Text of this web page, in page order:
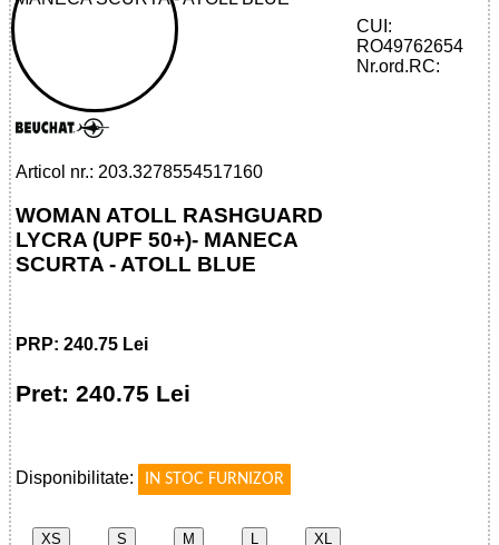
32785545171 - ATOLL WOMAN
RASHGUARD
Articol nr.: 203.3278554517160
WOMAN ATOLL RASHGUARD
LYCRA (UPF 50+)- MANECA
SCURTA - ATOLL BLUE
PRP: 240.75 Lei
Pret: 240.75 Lei
Disponibilitate:
IN STOC FURNIZOR
XS S M XL
CUI:
RO49762654
Nr.ord.RC: